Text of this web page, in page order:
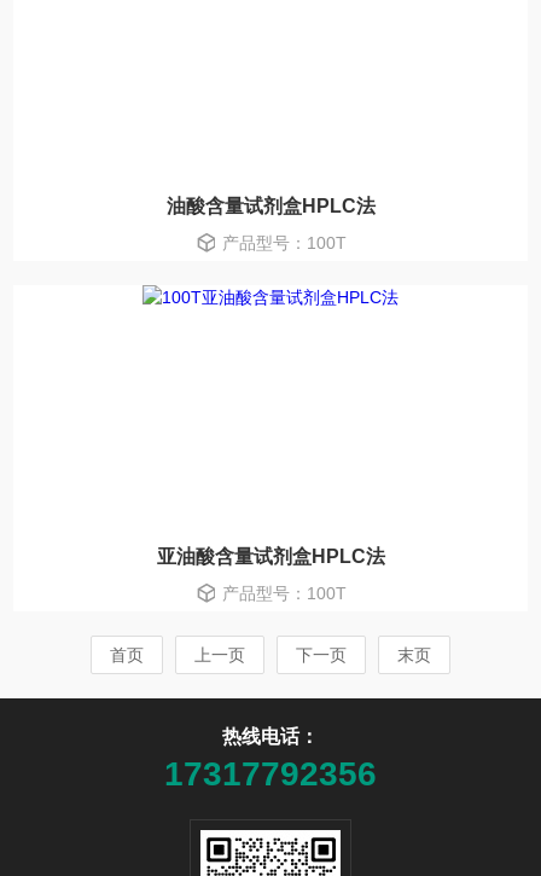
油酸含量试剂盒HPLC法
产品型号：100T
亚油酸含量试剂盒HPLC法
产品型号：100T
首页 上一页 下一页 末页
热线电话：
17317792356